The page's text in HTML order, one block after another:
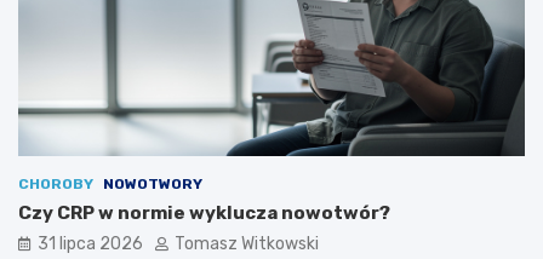
CHOROBY NOWOTWORY
Czy CRP w normie wyklucza nowotwór?
31 lipca 2026 Tomasz Witkowski